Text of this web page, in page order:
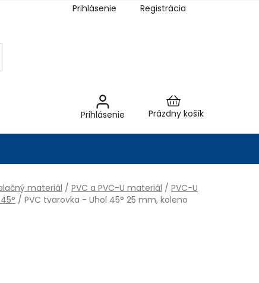
Prihlásenie Registrácia
Prihlásenie
Nákupný
Prázdny košík
materiál / PVC a PVC-U materiál / PVC-U
/ PVC tvarovka - Uhol 45° 25 mm, koleno